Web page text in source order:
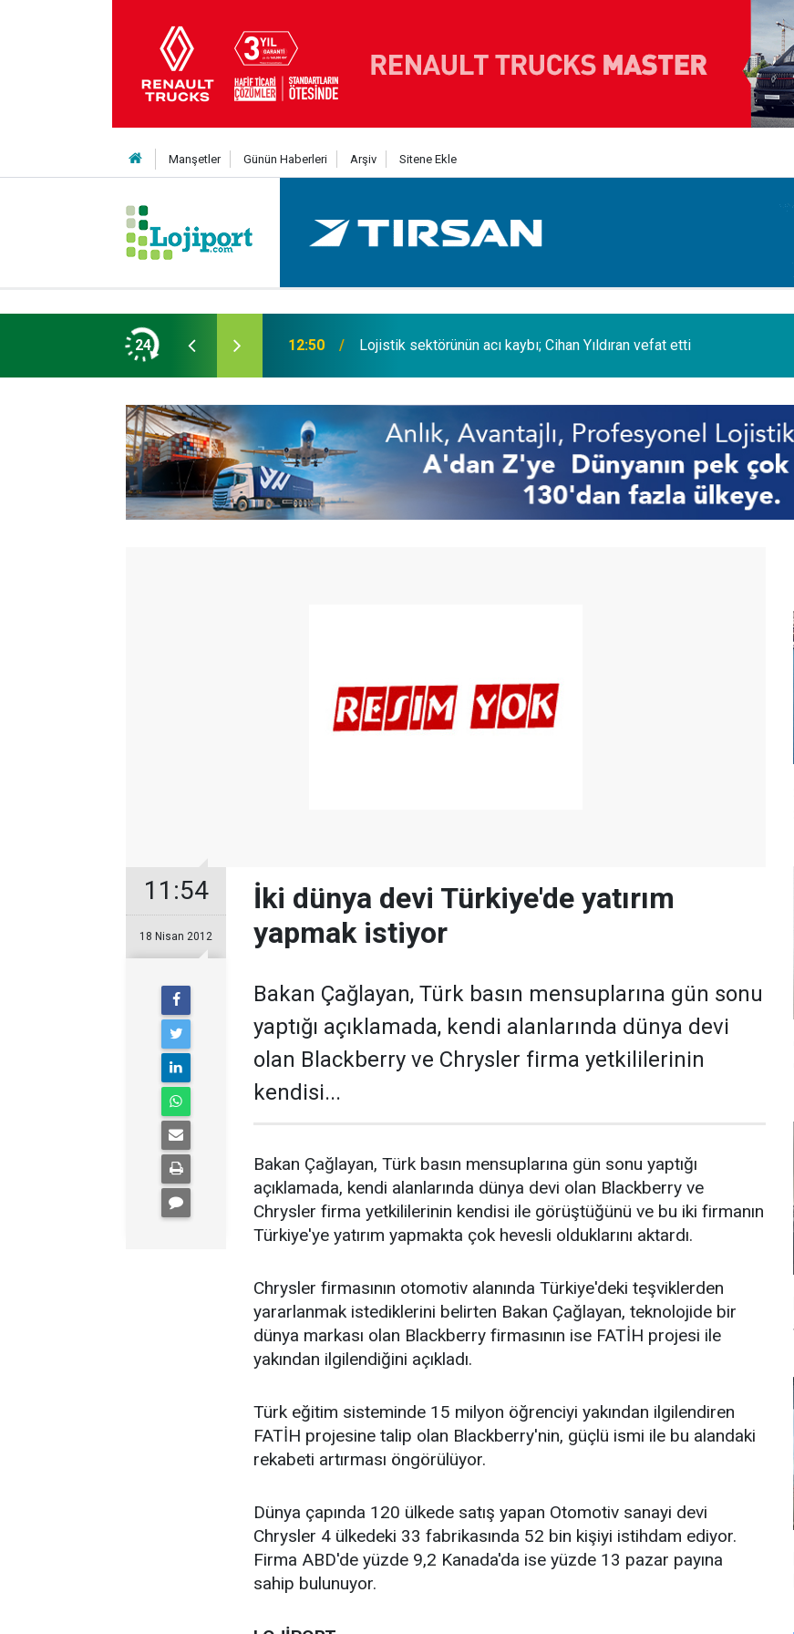
Manşetler Günün Haberleri Arşiv Sitene Ekle
24 12:50 Lojistik sektörünün acı kaybı; Cihan Yıldıran vefat etti
11:54
18 Nisan 2012
İki dünya devi Türkiye'de yatırım
yapmak istiyor
Bakan Çağlayan, Türk basın mensuplarına gün sonu
yaptığı açıklamada, kendi alanlarında dünya devi
olan Blackberry ve Chrysler firma yetkililerinin
kendisi...
Bakan Çağlayan, Türk basın mensuplarına gün sonu yaptığı
açıklamada, kendi alanlarında dünya devi olan Blackberry ve
Chrysler firma yetkililerinin kendisi ile görüştüğünü ve bu iki firmanın
Türkiye'ye yatırım yapmakta çok hevesli olduklarını aktardı.
Chrysler firmasının otomotiv alanında Türkiye'deki teşviklerden
yararlanmak istediklerini belirten Bakan Çağlayan, teknolojide bir
dünya markası olan Blackberry firmasının ise FATİH projesi ile
yakından ilgilendiğini açıkladı.
Türk eğitim sisteminde 15 milyon öğrenciyi yakından ilgilendiren
FATİH projesine talip olan Blackberry'nin, güçlü ismi ile bu alandaki
rekabeti artırması öngörülüyor.
Dünya çapında 120 ülkede satış yapan Otomotiv sanayi devi
Chrysler 4 ülkedeki 33 fabrikasında 52 bin kişiyi istihdam ediyor.
Firma ABD'de yüzde 9,2 Kanada'da ise yüzde 13 pazar payına
sahip bulunuyor.